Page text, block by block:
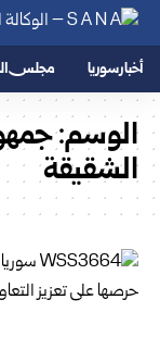
أخبار سوريا مجلس
الوسم:
الشقيقة